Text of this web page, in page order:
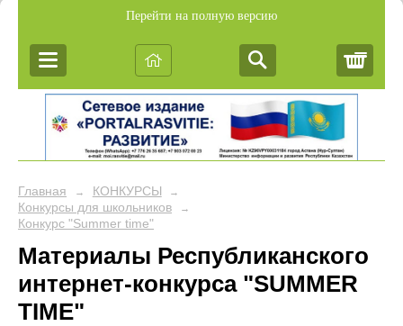
Перейти на полную версию
Главная → КОНКУРСЫ →
Конкурсы для школьников →
Конкурс "Summer time"
Материалы Республиканского
интернет-конкурса "SUMMER
TIME"